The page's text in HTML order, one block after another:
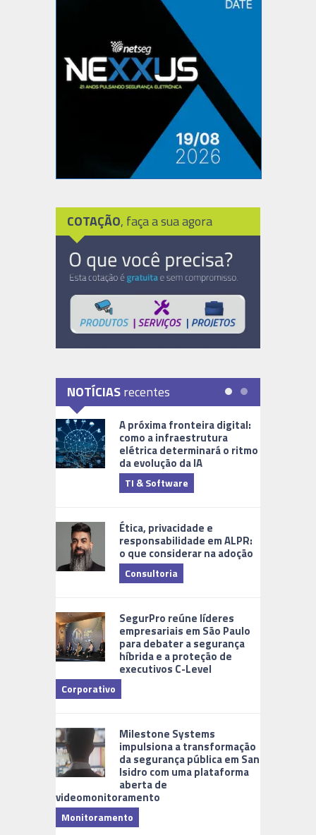
COTAÇÃO, faça a sua agora
NOTÍCIASrecentes
A próxima fronteira digital:
como a infraestrutura
elétrica determinará o ritmo
da evolução da IA
TI & Software
Ética, privacidade e
responsabilidade em ALPR:
o que considerar na adoção
Consultoria
SegurPro reúne líderes
empresariais em São Paulo
para debater a segurança
híbrida e a proteção de
executivos C-Level
Corporativo
Milestone Systems
impulsiona a transformação
da segurança pública em San
Isidro com uma plataforma
aberta de
videomonitoramento
Monitoramento